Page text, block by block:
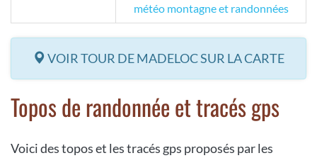
météo montagne et randonnées
VOIR TOUR DE MADELOC SUR LA CARTE
Topos de randonnée et tracés gps
Voici des topos et les tracés gps proposés par les